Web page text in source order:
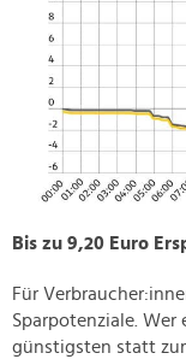
Bis zu 9,20 Euro
Für
Sparpotenziale. Wer
günstigsten statt